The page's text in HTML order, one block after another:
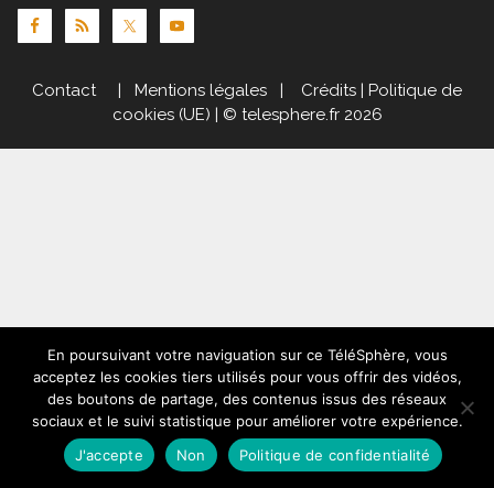
Contact| Mentions légales | Crédits | Politique de
cookies (UE) | © telesphere.fr 2026
En poursuivant votre naviguation sur ce TéléSphère, vous
acceptez les cookies tiers utilisés pour vous offrir des vidéos,
des boutons de partage, des contenus issus des réseaux
sociaux et le suivi statistique pour améliorer votre expérience.
J'accepte
Non Politique de confidentialité